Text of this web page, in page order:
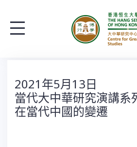
2021年5月13日
當代大中華研究演講系
在當代中國的變遷